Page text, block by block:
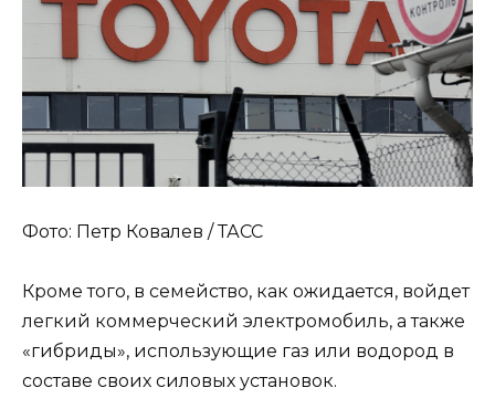
Фото: Петр Ковалев / ТАСС
Кроме того, в семейство, как ожидается, войдет
легкий коммерческий электромобиль, а также
«гибриды», использующие газ или водород в
составе своих силовых установок.